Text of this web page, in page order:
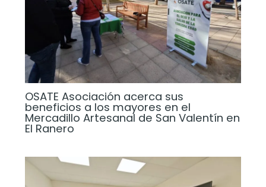
OSATE Asociación acerca sus
beneficios a los mayores en el
Mercadillo Artesanal de San Valentín en
El Ranero